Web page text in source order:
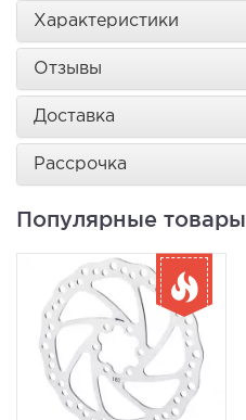
Характеристики
Отзывы
Доставка
Рассрочка
Популярные товары